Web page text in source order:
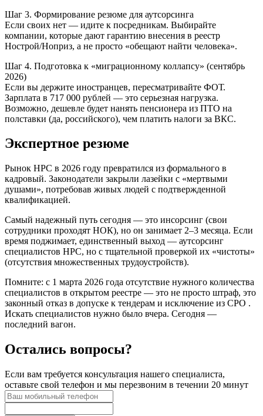
Шаг 3. Формирование резюме для аутсорсинга
Если своих нет — идите к посредникам. Выбирайте
компании, которые дают гарантию внесения в реестр
Нострой/Ноприз, а не просто «обещают найти человека».
Шаг 4. Подготовка к «миграционному коллапсу» (сентябрь
2026)
Если вы держите иностранцев, пересматривайте ФОТ.
Зарплата в 717 000 рублей — это серьезная нагрузка.
Возможно, дешевле будет нанять пенсионера из ПТО на
полставки (да, российского), чем платить налоги за ВКС.
Экспертное резюме
Рынок НРС в 2026 году превратился из формального в
кадровый. Законодатели закрыли лазейки с «мертвыми
душами», потребовав живых людей с подтвержденной
квалификацией.
Самый надежный путь сегодня — это инсорсинг (свои
сотрудники проходят НОК), но он занимает 2–3 месяца. Если
время поджимает, единственный выход — аутсорсинг
специалистов НРС, но с тщательной проверкой их «чистоты»
(отсутствия множественных трудоустройств).
Помните: с 1 марта 2026 года отсутствие нужного количества
специалистов в открытом реестре — это не просто штраф, это
законный отказ в допуске к тендерам и исключение из СРО .
Искать специалистов нужно было вчера. Сегодня —
последний вагон.
Остались вопросы?
Если вам требуется консультация нашего специалиста,
оставьте свой телефон и мы перезвоним в течении 20 минут